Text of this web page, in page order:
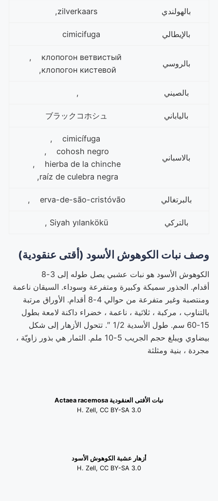
بالهولندي
بالإيطالي
بالروسي
клопогон кистевой,
بالصيني ,
بالياباني
بالاسباني
cohosh negro ,
hierba de la chinche ,
raíz de culebra negra,
بالبرتغالي
بالتركي
وصف نبات الكوهوش الأسود (أقتى عنقودية)
الكوهوش الأسود هو نبات عشبي يصل طوله إلى 3-8
أقدام. الجذور سميكة وكبيرة ومتفرعة وسوداء. السيقان ناعمة
ومنتصبة وغير متفرعة من حوالي 4-8 أقدام. الأوراق مرتبة
بالتناوب ، مركبة ، ثلاثية ، ناعمة ، خضراء داكنة لامعة بطول
15-60 سم. طول الأسدية 1/2 ″. تتحول الأزهار إلى شكل
بيضاوي ويبلغ حجم الجريب 5-10 ملم. الثمار هي بذور زاويّة ،
مجردة ، بنية ومثلثة
نبات الأفتى العنقودية Actaea racemosa
H. Zell, CC BY-SA 3.0
أزهار عشبة الكوهوش الأسود
H. Zell, CC BY-SA 3.0